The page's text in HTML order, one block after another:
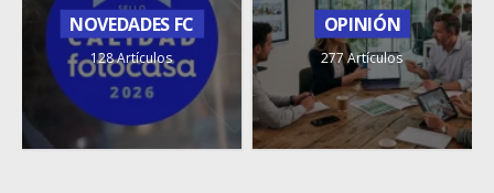
NOVEDADES FC
128 Artículos
OPINIÓN
277 Artículos